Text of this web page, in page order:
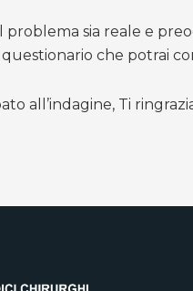
problema sia reale e
questionario che potrai
all’indagine, Ti